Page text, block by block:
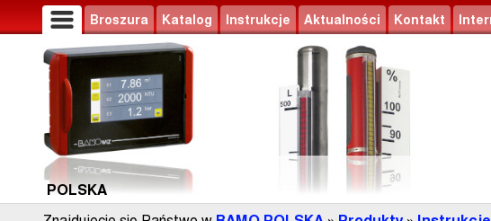
Broszura Katalog Instrukcje Aktualności Kontakt
POLSKA